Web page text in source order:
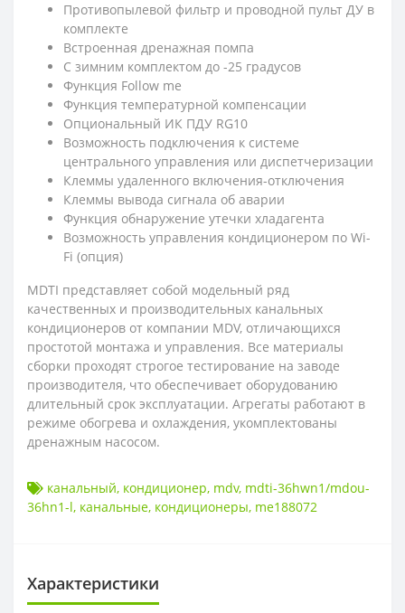
Противопылевой фильтр и проводной пульт ДУ в
комплекте
Встроенная дренажная помпа
С зимним комплектом до -25 градусов
Функция Follow me
Функция температурной компенсации
Опциональный ИК ПДУ RG10
Возможность подключения к системе
центрального управления или диспетчеризации
Клеммы удаленного включения-отключения
Клеммы вывода сигнала об аварии
Функция обнаружение утечки хладагента
Возможность управления кондиционером по Wi-
Fi (опция)
MDTI представляет собой модельный ряд
качественных и производительных канальных
кондиционеров от компании MDV, отличающихся
простотой монтажа и управления. Все материалы
сборки проходят строгое тестирование на заводе
производителя, что обеспечивает оборудованию
длительный срок эксплуатации. Агрегаты работают в
режиме обогрева и охлаждения, укомплектованы
дренажным насосом.
канальный, кондиционер, mdv, mdti-36hwn1/mdou-
36hn1-l, канальные, кондиционеры, me188072
Характеристики